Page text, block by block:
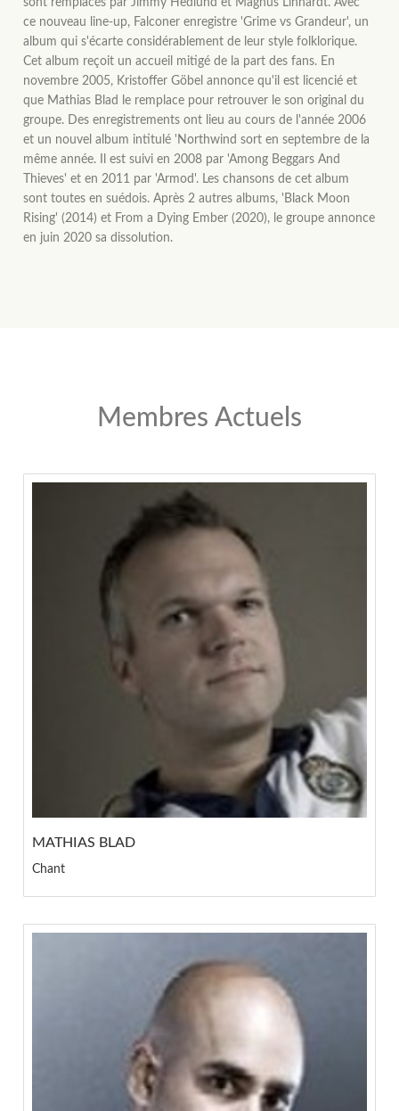
sont remplacés par Jimmy Hedlund et Magnus Linhardt. Avec
ce nouveau line-up, Falconer enregistre 'Grime vs Grandeur', un
album qui s'écarte considérablement de leur style folklorique.
Cet album reçoit un accueil mitigé de la part des fans. En
novembre 2005, Kristoffer Göbel annonce qu'il est licencié et
que Mathias Blad le remplace pour retrouver le son original du
groupe. Des enregistrements ont lieu au cours de l'année 2006
et un nouvel album intitulé 'Northwind sort en septembre de la
même année. Il est suivi en 2008 par 'Among Beggars And
Thieves' et en 2011 par 'Armod'. Les chansons de cet album
sont toutes en suédois. Après 2 autres albums, 'Black Moon
Rising' (2014) et From a Dying Ember (2020), le groupe annonce
en juin 2020 sa dissolution.
Membres Actuels
MATHIAS BLAD
Chant